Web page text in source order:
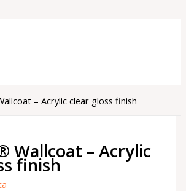
– Acrylic clear gloss finish
Wallcoat – Acrylic
finish